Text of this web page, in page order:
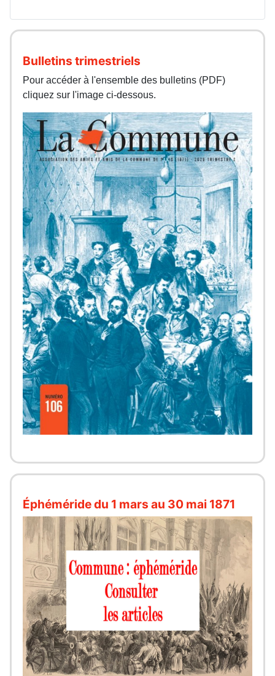
Bulletins trimestriels
Pour accéder à l'ensemble des bulletins (PDF)
cliquez sur l'image ci-dessous.
Éphéméride du 1 mars au 30 mai 1871